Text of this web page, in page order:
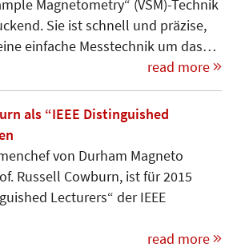
Magnetometry“ (VSM)-Technik
Sie ist schnell und präzise,
einfache Mess­technik um das…
read more
als “IEEE Distinguished
von Durham Magneto
Russell Cowburn, ist für 2015
Lecturers“ der IEEE
read more